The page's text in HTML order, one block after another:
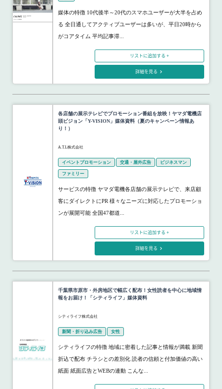
媒体の特徴 10代後半～20代のスマホユーザーが大半を占め
る 全日通してアクティブユーザーは多いが、平日20時から
がコアタイム 平均記事滞...
リストに追加する +
詳細を見る
各店舗の展示テレビでプロモーション番組を放映！ヤマダ電機店
頭ビジョン「Y-VISION」媒体資料（夏のキャンペーン情報あ
り！）
A.T.L株式会社
イベントプロモーション 交通・屋外広告 ビジネスマン
ファミリー
サービスの特徴 ヤマダ電機各店舗の展示テレビで、来店顧
客にダイレクトにPR 様々なニーズに対応したプロモーショ
ンが展開可能 全国47都道...
リストに追加する +
詳細を見る
千葉県市原市・外房地区で幅広く配布！女性読者を中心に地域情
報をお届け！「シティライフ」媒体資料
シティライフ株式会社
新聞・折り込み広告 女性
シティライフの特徴 地域に密着した記事と情報が満載 新聞
折込で配布 チラシとの差別化 読者の信頼と付加価値の高い
紙面 紙面広告とWEBの連動 こんな...